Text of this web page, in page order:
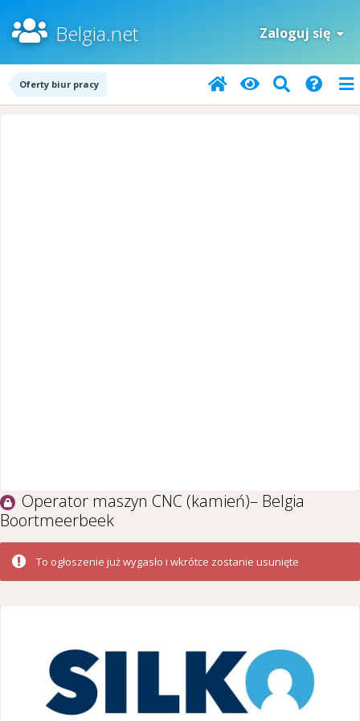
Belgia.net Zaloguj się
Oferty biur pracy
Operator maszyn CNC (kamień)– Belgia
Boortmeerbeek
To ogłoszenie już wygasło i wkrótce zostanie usunięte